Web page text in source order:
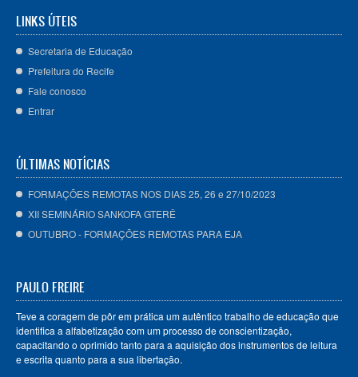
LINKS ÚTEIS
Secretaria de Educação
Prefeitura do Recife
Fale conosco
Entrar
ÚLTIMAS NOTÍCIAS
FORMAÇÕES REMOTAS NOS DIAS 25, 26 e 27/10/2023
XII SEMINÁRIO SANKOFA GTERÊ
OUTUBRO - FORMAÇÕES REMOTAS PARA EJA
PAULO FREIRE
Teve a coragem de pôr em prática um autêntico trabalho de educação que
identifica a alfabetização com um processo de conscientização,
capacitando o oprimido tanto para a aquisição dos instrumentos de leitura
e escrita quanto para a sua libertação.